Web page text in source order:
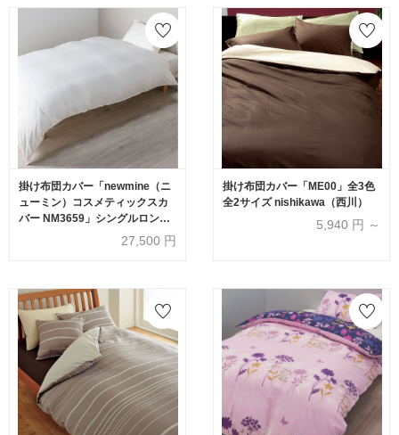
掛け布団カバー「newmine（ニ
ューミン）コスメティックスカ
バー NM3659」シングルロング
サイズ 全2色 nishikawa（西
27,500 円
掛け布団カバー「ME00」全3色
全2サイズ nishikawa（西川）
5,940 円 ～